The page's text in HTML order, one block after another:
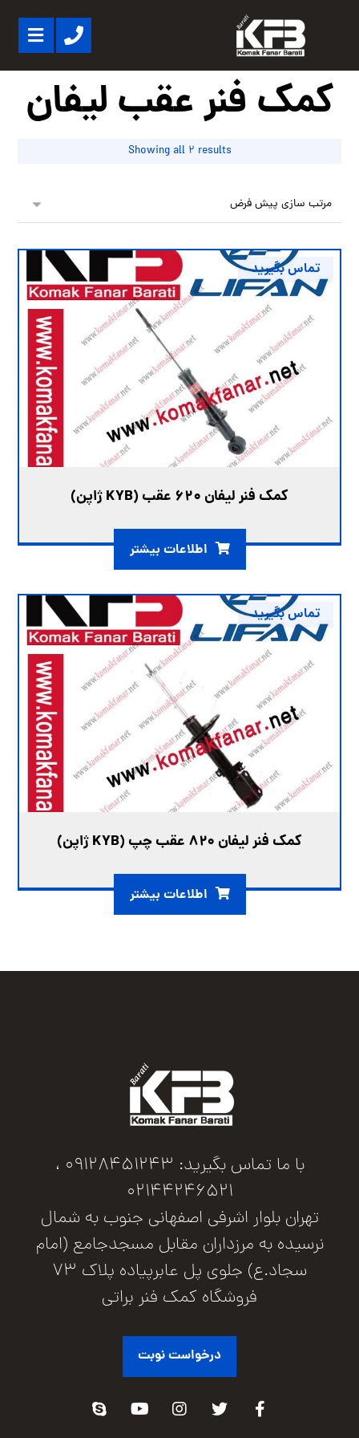
کمک فنر عقب لیفان
Showing all 2 results
کمک فنر لیفان ۶۲۰ عقب (KYB ژاپن)
تماس بگیرید
اطلاعات بیشتر
کمک فنر لیفان ۸۲۰ عقب چپ (KYB ژاپن)
تماس بگیرید
اطلاعات بیشتر
با ما تماس بگیرید: 09128451243 ،
02144246521
تهران بلوار اشرفی اصفهانی جنوب به شمال
نرسیده به مرزداران مقابل مسجدجامع (امام
سجاد.ع) جلوی پل عابرپیاده پلاک 73
فروشگاه کمک فنر براتی
درخواست نوبت